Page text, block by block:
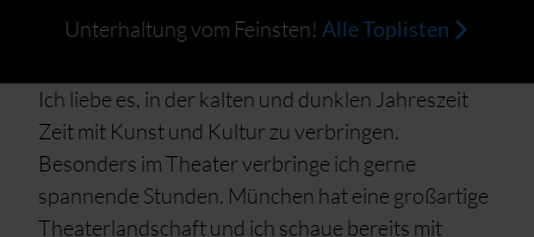
Unterhaltung vom Feinsten! Alle Toplisten
Ich liebe es, in der kalten und dunklen Jahreszeit
Zeit mit Kunst und Kultur zu verbringen.
Besonders im Theater verbringe ich gerne
spannende Stunden. München hat eine großartige
Theaterlandschaft und ich schaue bereits mit